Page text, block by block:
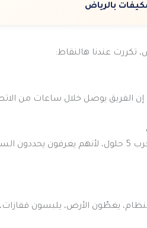
بالرياض
تكررت عندنا هالنقاط:
إن الفريق يوصل خلال ساعات من
العميل ما يحتاج يجرب 5 حلول، لأنهم
يغطّون الأرض، يلبسون